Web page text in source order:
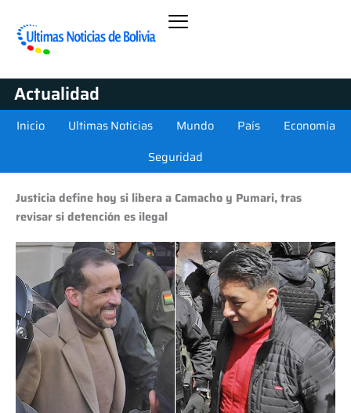
Actualidad
Inicio Ultimas Noticias Mundo País
Economía
Seguridad
Justicia define hoy si libera a Camacho y Pumari, tras
revisar si detención es ilegal